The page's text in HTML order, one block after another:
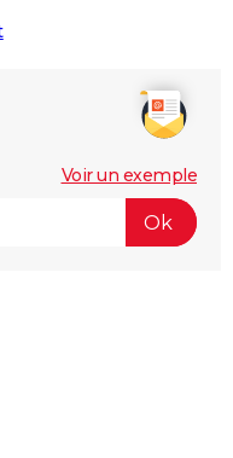
Voir un exemple